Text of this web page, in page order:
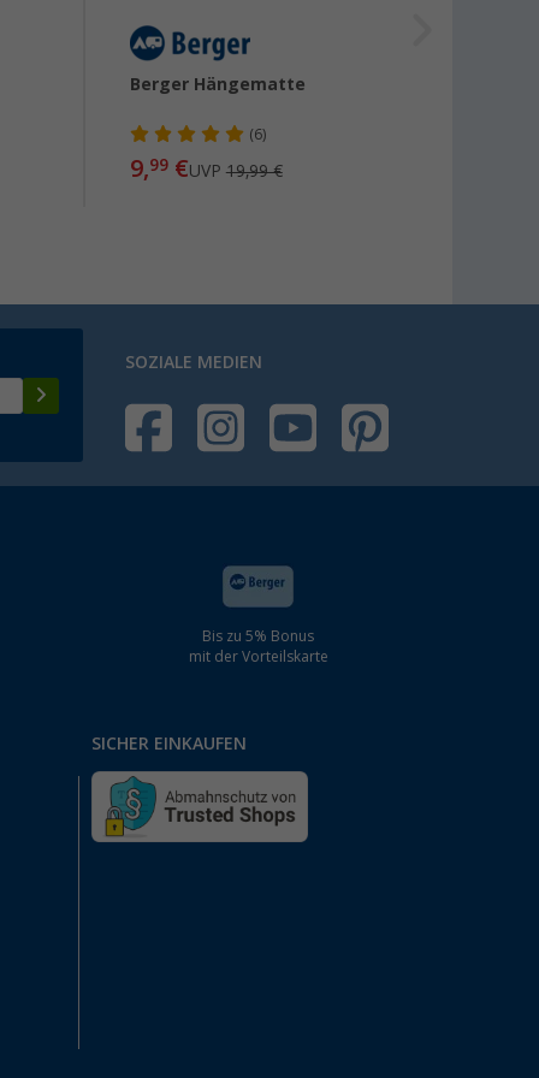
Berger Hängematte
(6)
9,99€UVP 19,99 €
SOZIALE MEDIEN
Bis zu 5% Bonus
mit der Vorteilskarte
SICHER EINKAUFEN